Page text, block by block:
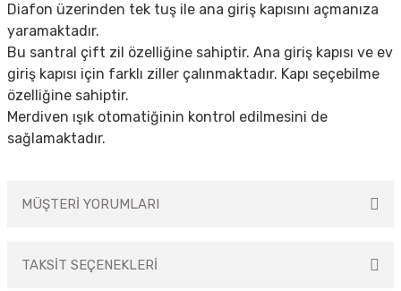
Diafon üzerinden tek tuş ile ana giriş kapısını açmanıza
yaramaktadır.
Bu santral çift zil özelliğine sahiptir. Ana giriş kapısı ve ev
giriş kapısı için farklı ziller çalınmaktadır. Kapı seçebilme
özelliğine sahiptir.
Merdiven ışık otomatiğinin kontrol edilmesini de
sağlamaktadır.
MÜŞTERİ YORUMLARI
TAKSİT SEÇENEKLERİ